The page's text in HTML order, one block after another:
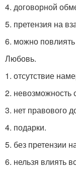
4. договорной
5. претензия на
6. можно
Любовь.
1. отсутствие
2. невозможность
3. нет правового
4. подарки.
5. без претензии
6. нельзя влиять